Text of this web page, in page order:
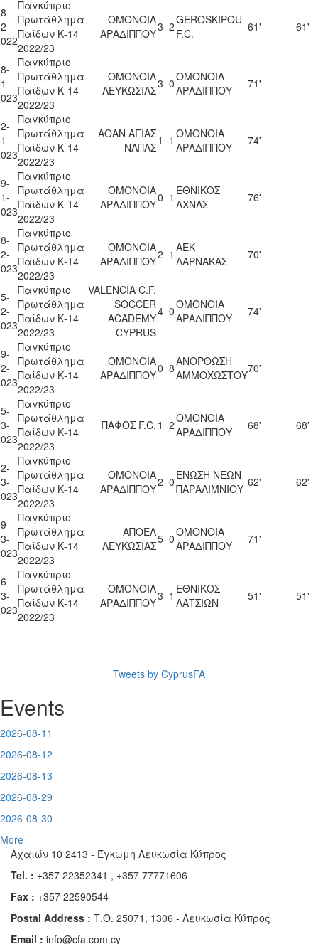
Παγκύπριο
Πρωτάθλημα
Παίδων Κ-14
2022/23
ΟΜΟΝΟΙΑ
ΑΡΑΔΙΠΠΟΥ3 2GEROSKIPOU
F.C.
61' 61'
Παγκύπριο
Πρωτάθλημα
Παίδων Κ-14
2022/23
ΟΜΟΝΟΙΑ
ΛΕΥΚΩΣΙΑΣ3 0ΟΜΟΝΟΙΑ
ΑΡΑΔΙΠΠΟΥ
71'
Παγκύπριο
Πρωτάθλημα
Παίδων Κ-14
2022/23
ΑΟΑΝ ΑΓΙΑΣ
ΝΑΠΑΣ1 1 ΟΜΟΝΟΙΑ
ΑΡΑΔΙΠΠΟΥ
74'
Παγκύπριο
Πρωτάθλημα
Παίδων Κ-14
2022/23
ΟΜΟΝΟΙΑ
ΑΡΑΔΙΠΠΟΥ0 1 ΕΘΝΙΚΟΣ
ΑΧΝΑΣ
76'
Παγκύπριο
Πρωτάθλημα
Παίδων Κ-14
2022/23
ΟΜΟΝΟΙΑ
ΑΡΑΔΙΠΠΟΥ2 1 ΑΕΚ
ΛΑΡΝΑΚΑΣ
70'
Παγκύπριο
Πρωτάθλημα
Παίδων Κ-14
2022/23
VALENCIA C.F.
SOCCER
ACADEMY
CYPRUS
4 0ΟΜΟΝΟΙΑ
ΑΡΑΔΙΠΠΟΥ
74'
Παγκύπριο
Πρωτάθλημα
Παίδων Κ-14
2022/23
ΟΜΟΝΟΙΑ
ΑΡΑΔΙΠΠΟΥ0 8ΑΝΟΡΘΩΣΗ
ΑΜΜΟΧΩΣΤΟΥ70'
Παγκύπριο
Πρωτάθλημα
Παίδων Κ-14
2022/23
ΠΑΦΟΣ F.C. 1 2ΟΜΟΝΟΙΑ
ΑΡΑΔΙΠΠΟΥ
68' 68'
Παγκύπριο
Πρωτάθλημα
Παίδων Κ-14
2022/23
ΟΜΟΝΟΙΑ
ΑΡΑΔΙΠΠΟΥ2 0 ΕΝΩΣΗ ΝΕΩΝ
ΠΑΡΑΛΙΜΝΙΟΥ 62' 62'
Παγκύπριο
Πρωτάθλημα
Παίδων Κ-14
2022/23
ΑΠΟΕΛ
ΛΕΥΚΩΣΙΑΣ5 0ΟΜΟΝΟΙΑ
ΑΡΑΔΙΠΠΟΥ
71'
Παγκύπριο
Πρωτάθλημα
Παίδων Κ-14
2022/23
ΟΜΟΝΟΙΑ
ΑΡΑΔΙΠΠΟΥ3 1 ΕΘΝΙΚΟΣ
ΛΑΤΣΙΩΝ
51' 51'
Tweets by CyprusFA
Events
2026-08-11
2026-08-12
2026-08-13
2026-08-29
2026-08-30
More
Αχαιών 10 2413 - Έγκωμη Λευκωσία Κύπρος
Tel. : +357 22352341 , +357 77771606
Fax : +357 22590544
Postal Address : Τ.Θ. 25071, 1306 - Λευκωσία Κύπρος
Email : info@cfa.com.cy